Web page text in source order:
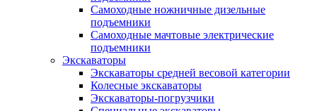
Самоходные ножничные дизельные
подъемники
Самоходные мачтовые электрические
подъемники
Экскаваторы
Экскаваторы средней весовой категории
Колесные экскаваторы
Экскаваторы-погрузчики